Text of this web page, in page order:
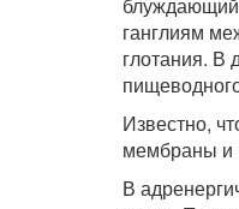
ганглиям
глотания. В
Известно,
мембраны и
В